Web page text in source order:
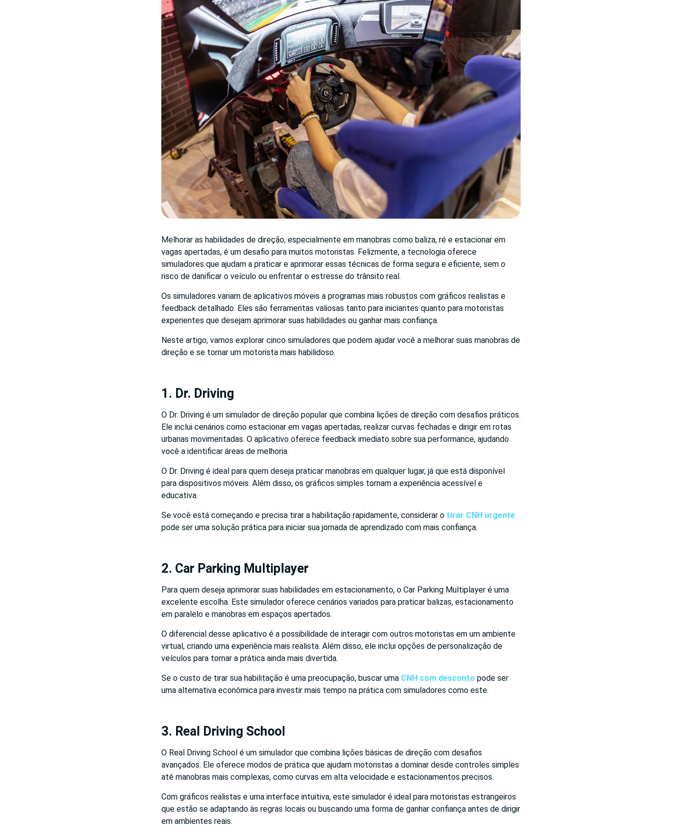
Melhorar as habilidades de direção, especialmente em manobras como baliza, ré e estacionar em
vagas apertadas, é um desafio para muitos motoristas. Felizmente, a tecnologia oferece
simuladores que ajudam a praticar e aprimorar essas técnicas de forma segura e eficiente, sem o
risco de danificar o veículo ou enfrentar o estresse do trânsito real.
Os simuladores variam de aplicativos móveis a programas mais robustos com gráficos realistas e
feedback detalhado. Eles são ferramentas valiosas tanto para iniciantes quanto para motoristas
experientes que desejam aprimorar suas habilidades ou ganhar mais confiança.
Neste artigo, vamos explorar cinco simuladores que podem ajudar você a melhorar suas manobras de
direção e se tornar um motorista mais habilidoso.
1. Dr. Driving
O Dr. Driving é um simulador de direção popular que combina lições de direção com desafios práticos.
Ele inclui cenários como estacionar em vagas apertadas, realizar curvas fechadas e dirigir em rotas
urbanas movimentadas. O aplicativo oferece feedback imediato sobre sua performance, ajudando
você a identificar áreas de melhoria.
O Dr. Driving é ideal para quem deseja praticar manobras em qualquer lugar, já que está disponível
para dispositivos móveis. Além disso, os gráficos simples tornam a experiência acessível e
educativa.
Se você está começando e precisa tirar a habilitação rapidamente, considerar o tirar CNH urgente
pode ser uma solução prática para iniciar sua jornada de aprendizado com mais confiança.
2. Car Parking Multiplayer
Para quem deseja aprimorar suas habilidades em estacionamento, o Car Parking Multiplayer é uma
excelente escolha. Este simulador oferece cenários variados para praticar balizas, estacionamento
em paralelo e manobras em espaços apertados.
O diferencial desse aplicativo é a possibilidade de interagir com outros motoristas em um ambiente
virtual, criando uma experiência mais realista. Além disso, ele inclui opções de personalização de
veículos para tornar a prática ainda mais divertida.
Se o custo de tirar sua habilitação é uma preocupação, buscar uma CNH com desconto pode ser
uma alternativa econômica para investir mais tempo na prática com simuladores como este.
3. Real Driving School
O Real Driving School é um simulador que combina lições básicas de direção com desafios
avançados. Ele oferece modos de prática que ajudam motoristas a dominar desde controles simples
até manobras mais complexas, como curvas em alta velocidade e estacionamentos precisos.
Com gráficos realistas e uma interface intuitiva, este simulador é ideal para motoristas estrangeiros
que estão se adaptando às regras locais ou buscando uma forma de ganhar confiança antes de dirigir
em ambientes reais.